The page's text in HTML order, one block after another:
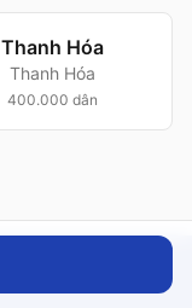
Thanh Hóa
Thanh Hóa
400.000 dân